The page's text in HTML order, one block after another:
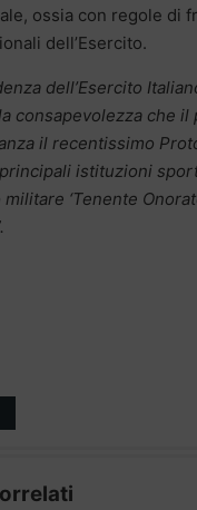
ossia con regole di
dell’Esercito.
dell’Esercito
consapevolezza che
il recentissimo
istituzioni
‘Tenente